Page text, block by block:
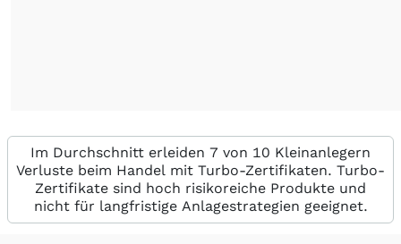
Im Durchschnitt erleiden 7 von 10 Kleinanlegern
Verluste beim Handel mit Turbo-Zertifikaten. Turbo-
Zertifikate sind hoch risikoreiche Produkte und
nicht für langfristige Anlagestrategien geeignet.